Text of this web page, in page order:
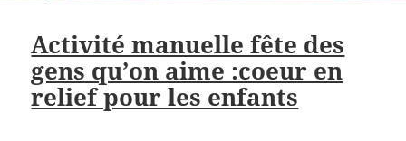
Activité manuelle fête des
gens qu’on aime :coeur en
relief pour les enfants